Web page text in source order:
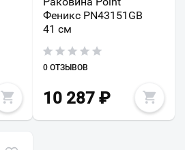
Феникс PN43151GB
41 см
0 ОТЗЫВОВ
10 287₽